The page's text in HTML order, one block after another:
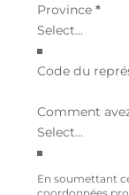
Province *
Code du
Comment
En soumettant